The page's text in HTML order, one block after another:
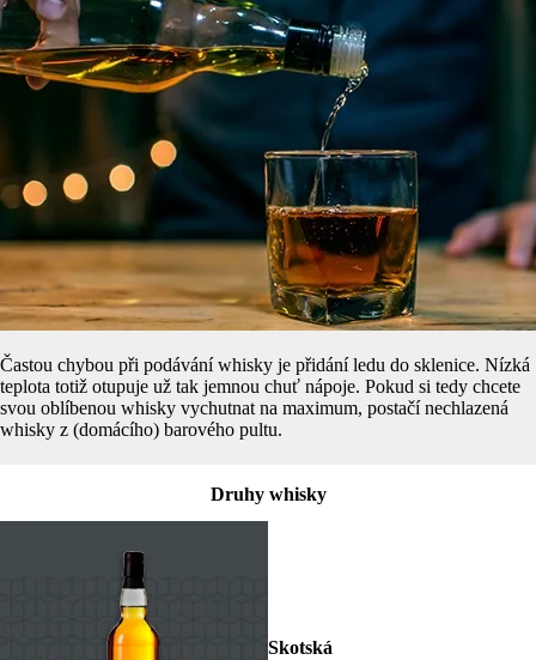
Častou chybou při podávání whisky je přidání ledu do sklenice. Nízká
teplota totiž otupuje už tak jemnou chuť nápoje. Pokud si tedy chcete
svou oblíbenou whisky vychutnat na maximum, postačí nechlazená
whisky z (domácího) barového pultu.
Druhy whisky
Skotská